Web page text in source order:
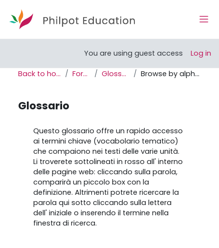
You are using guest access Log in
Back to home Forum Glossario Browse by alphabet
Glossario
Questo glossario offre un rapido accesso
ai termini chiave (vocabolario tematico)
che compaiono nei testi delle varie unità.
Li troverete sottolineati in rosso all' interno
delle pagine web: cliccando sulla parola,
comparirà un piccolo box con la
definizione. Altrimenti potrete ricercare la
parola qui sotto cliccando sulla lettera
dell' iniziale o inserendo il termine nella
finestra di ricerca.